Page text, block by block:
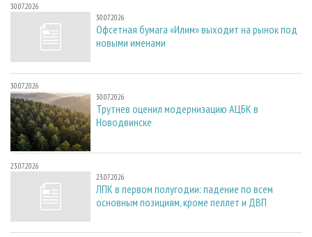
30.07.2026
30.07.2026
Офсетная бумага «Илим» выходит на рынок под
новыми именами
30.07.2026
30.07.2026
Трутнев оценил модернизацию АЦБК в
Новодвинске
23.07.2026
23.07.2026
ЛПК в первом полугодии: падение по всем
основным позициям, кроме пеллет и ДВП